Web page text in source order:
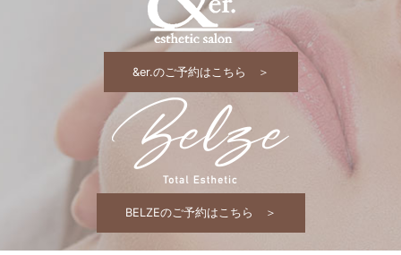
&er.のご予約はこちら ＞
BELZEのご予約はこちら ＞